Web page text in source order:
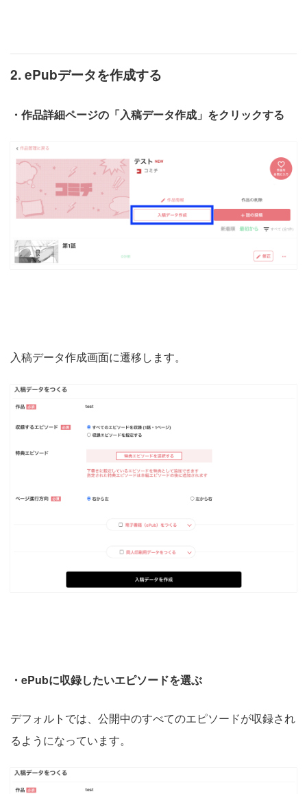
2. ePubデータを作成する
・作品詳細ページの「入稿データ作成」をクリックする
入稿データ作成画面に遷移します。
・ePubに収録したいエピソードを選ぶ
デフォルトでは、公開中のすべてのエピソードが収録され
るようになっています。